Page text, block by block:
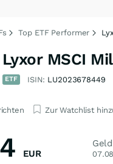
Top ETF Performer
Lyxor MSCI
ETF ISIN: LU2023678449
Zur Watchlist
EUR